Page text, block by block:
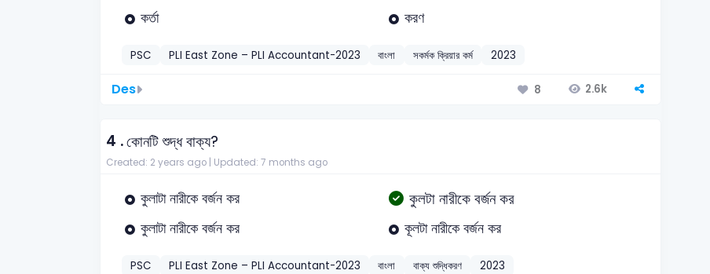
কর্তা
করণ
PSC PLI East Zone – PLI Accountant-2023 বাংলা সকর্মক ক্রিয়ার কর্ম 2023
Des 8 2.6k
4 .কোনটি শুদ্ধ বাক্য?
Created: 2 years ago | Updated: 7 months ago
কুলাটা নারীকে বর্জন কর কুলটা নারীকে বর্জন কর
কুলাটা নারীকে বর্জন কর কূলটা নারীকে বর্জন কর
PSC PLI East Zone – PLI Accountant-2023 বাংলা বাক্য শুদ্ধিকরণ 2023